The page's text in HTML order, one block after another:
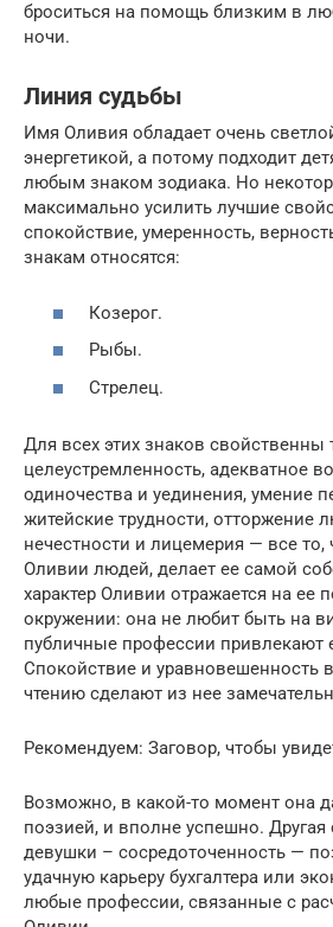
броситься на помощь близким в
ночи.
Линия судьбы
Имя Оливия обладает очень
энергетикой, а потому подходит
любым знаком зодиака. Но
максимально усилить лучшие
спокойствие, умеренность,
знакам относятся:
Козерог.
Рыбы.
Стрелец.
Для всех этих знаков свойственны
целеустремленность, адекватное
одиночества и уединения, умение
житейские трудности, отторжение
нечестности и лицемерия — все то,
Оливии людей, делает ее самой
характер Оливии отражается на ее
окружении: она не любит быть на
публичные профессии привлекают
Спокойствие и уравновешенность
чтению сделают из нее
Рекомендуем: Заговор, чтобы
Возможно, в какой-то момент она
поэзией, и вполне успешно. Другая
девушки – сосредоточенность —
удачную карьеру бухгалтера или
любые профессии, связанные с